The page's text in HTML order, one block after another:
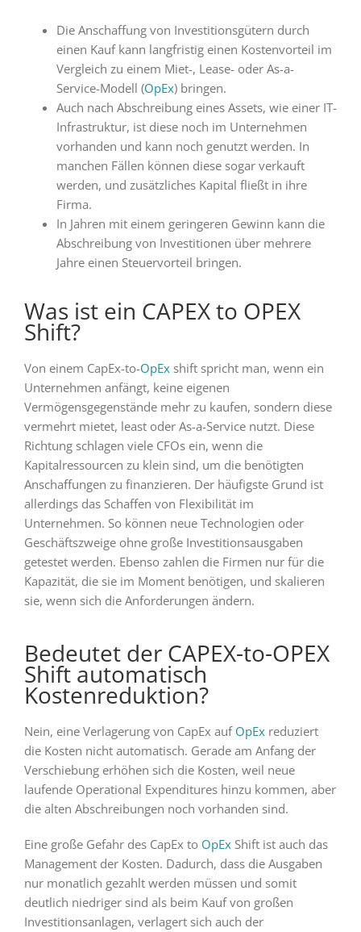
Die Anschaffung von Investitionsgütern durch
einen Kauf kann langfristig einen Kostenvorteil im
Vergleich zu einem Miet-, Lease- oder As-a-
Service-Modell (OpEx) bringen.
Auch nach Abschreibung eines Assets, wie einer IT-
Infrastruktur, ist diese noch im Unternehmen
vorhanden und kann noch genutzt werden. In
manchen Fällen können diese sogar verkauft
werden, und zusätzliches Kapital fließt in ihre
Firma.
In Jahren mit einem geringeren Gewinn kann die
Abschreibung von Investitionen über mehrere
Jahre einen Steuervorteil bringen.
Was ist ein CAPEX to OPEX
Shift?
Von einem CapEx-to-OpExshift spricht man, wenn ein
Unternehmen anfängt, keine eigenen
Vermögensgegenstände mehr zu kaufen, sondern diese
vermehrt mietet, least oder As-a-Service nutzt. Diese
Richtung schlagen viele CFOs ein, wenn die
Kapitalressourcen zu klein sind, um die benötigten
Anschaffungen zu finanzieren. Der häufigste Grund ist
allerdings das Schaffen von Flexibilität im
Unternehmen. So können neue Technologien oder
Geschäftszweige ohne große Investitionsausgaben
getestet werden. Ebenso zahlen die Firmen nur für die
Kapazität, die sie im Moment benötigen, und skalieren
sie, wenn sich die Anforderungen ändern.
Bedeutet der CAPEX-to-OPEX
Shift automatisch
Kostenreduktion?
Nein, eine Verlagerung von CapEx auf OpExreduziert
die Kosten nicht automatisch. Gerade am Anfang der
Verschiebung erhöhen sich die Kosten, weil neue
laufende Operational Expenditures hinzu kommen, aber
die alten Abschreibungen noch vorhanden sind.
Eine große Gefahr des CapEx to OpExShift ist auch das
Management der Kosten. Dadurch, dass die Ausgaben
nur monatlich gezahlt werden müssen und somit
deutlich niedriger sind als beim Kauf von großen
Investitionsanlagen, verlagert sich auch der